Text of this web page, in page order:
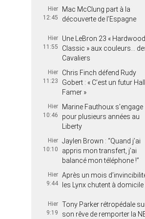
Hier
12:45
Mac McClung part à la
découverte de l’Espagne
Hier
11:55
Une LeBron 23 « Hardwood
Classic » aux couleurs…
Cavaliers
Hier
11:23
Chris Finch défend Rudy
Gobert : « C’est un futur
Famer »
Hier
10:46
Marine Fauthoux s’engage
pour plusieurs années au
Liberty
Hier
10:10
Jaylen Brown : “Quand j’ai
appris mon transfert, j’ai
balancé mon téléphone !”
Hier
9:44
Après un mois
les Lynx chutent à domicile
Hier
9:19
Tony Parker rétropédale
son rêve de remporter la